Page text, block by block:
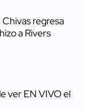
Chivas regresa
a Rivers
ver EN VIVO el